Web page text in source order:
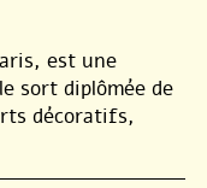
est une
sort diplômée de
décoratifs,